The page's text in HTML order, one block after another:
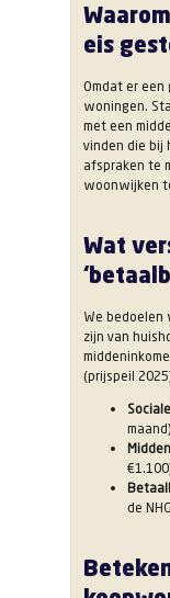
eis
Omdat er
woningen.
met een
vinden die bij
afspraken te
woonwijken
Wat
We bedoelen
zijn van
(prijspeil
maand)
de